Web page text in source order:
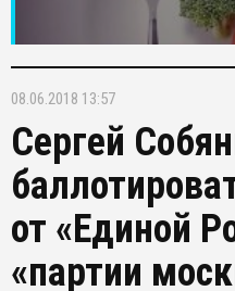
08.06.2018 13:57
Сергей
от «Единой
«партии